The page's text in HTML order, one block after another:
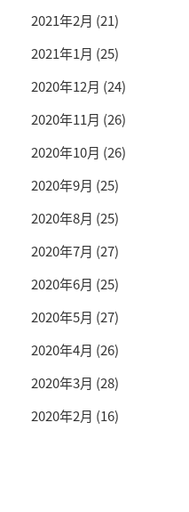
2021年2月 (21)
2021年1月 (25)
2020年12月 (24)
2020年11月 (26)
2020年10月 (26)
2020年9月 (25)
2020年8月 (25)
2020年7月 (27)
2020年6月 (25)
2020年5月 (27)
2020年4月 (26)
2020年3月 (28)
2020年2月 (16)